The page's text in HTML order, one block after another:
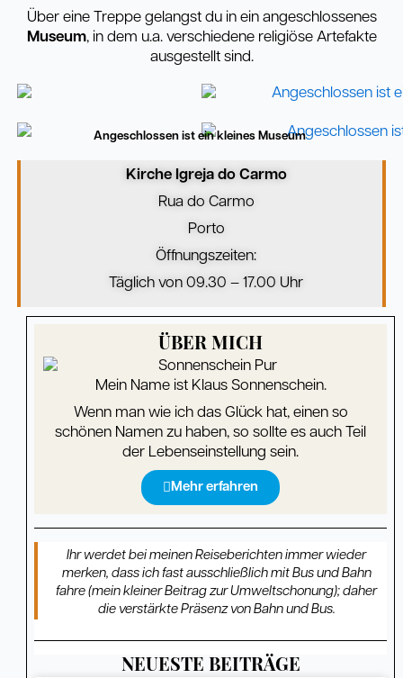
Über eine Treppe gelangst du in ein angeschlossenes
Museum, in dem u.a. verschiedene religiöse Artefakte
ausgestellt sind.
Angeschlossen ist ein kleines Museum
Kirche Igreja do Carmo
Rua do Carmo
Porto
Öffnungszeiten:
Täglich von 09.30 – 17.00 Uhr
ÜBER MICH
Mein Name ist Klaus Sonnenschein.
Wenn man wie ich das Glück hat, einen so
schönen Namen zu haben, so sollte es auch Teil
der Lebenseinstellung sein.
Mehr erfahren
Ihr werdet bei meinen Reiseberichten immer wieder
merken, dass ich fast ausschließlich mit Bus und Bahn
fahre (mein kleiner Beitrag zur Umweltschonung); daher
die verstärkte Präsenz von Bahn und Bus.
NEUESTE BEITRÄGE